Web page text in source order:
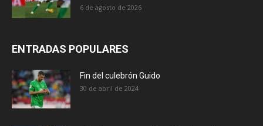
6 de agosto de 2026
ENTRADAS POPULARES
Fin del culebrón Guido
30 de abril de 2024